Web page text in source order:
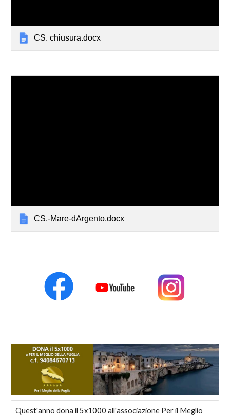
CS. chiusura.docx
CS.-Mare-dArgento.docx
Quest'anno dona il 5x1000 all'associazione Per il Meglio